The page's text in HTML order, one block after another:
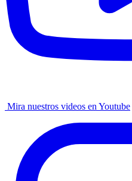
Mira nuestros videos en Youtube